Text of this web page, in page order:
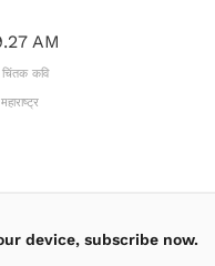
कवि
device, subscribe now.